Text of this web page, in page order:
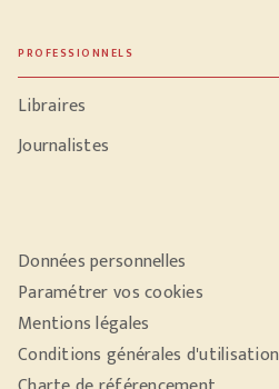
PROFESSIONNELS
Libraires
Journalistes
Données personnelles
Paramétrer vos cookies
Mentions légales
Conditions générales d'utilisation